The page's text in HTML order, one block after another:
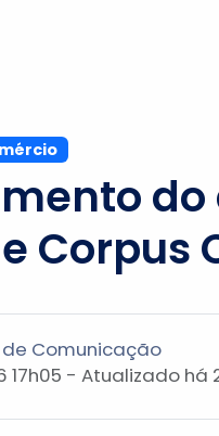
do
Corpus
Comunicação
17h05 - Atualizado há